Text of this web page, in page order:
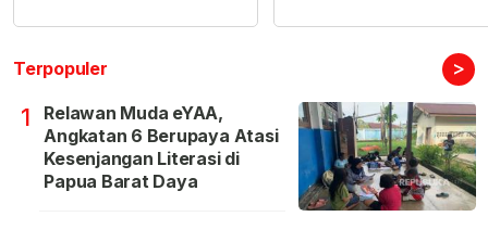
Terpopuler >
1
Relawan Muda eYAA,
Angkatan 6 Berupaya Atasi
Kesenjangan Literasi di
Papua Barat Daya